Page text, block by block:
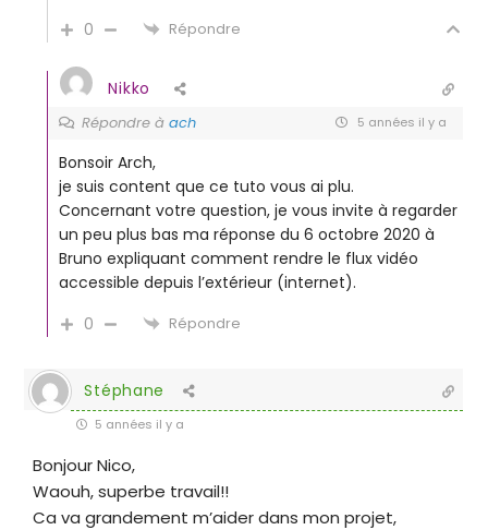
0
Répondre
Nikko
Répondre àach 5 années il y a
Bonsoir Arch,
je suis content que ce tuto vous ai plu.
Concernant votre question, je vous invite à regarder
un peu plus bas ma réponse du 6 octobre 2020 à
Bruno expliquant comment rendre le flux vidéo
accessible depuis l’extérieur (internet).
0
Répondre
Stéphane
5 années il y a
Bonjour Nico,
Waouh, superbe travail!!
Ca va grandement m’aider dans mon projet,